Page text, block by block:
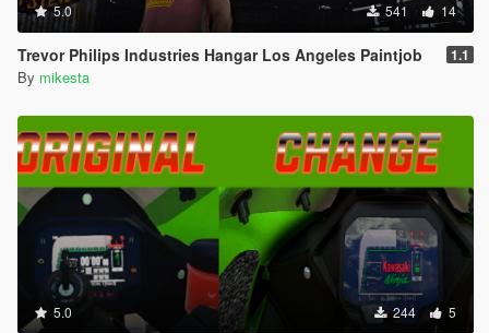
5.0 541 14
Trevor Philips Industries Hangar Los Angeles Paintjob 1.1
By mikesta
5.0 244 5